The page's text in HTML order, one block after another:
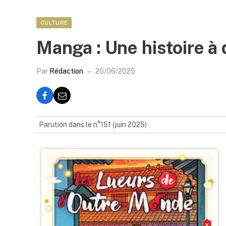
CULTURE
Manga : Une histoire à
Par Rédaction 20/06/2025
Parution dans le n°151 (juin 2025)